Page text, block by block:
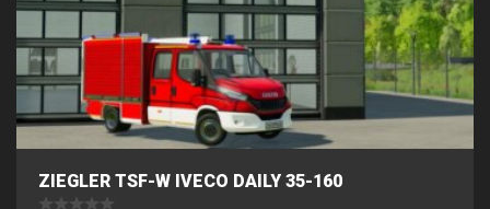
ZIEGLER TSF-W IVECO DAILY 35-160